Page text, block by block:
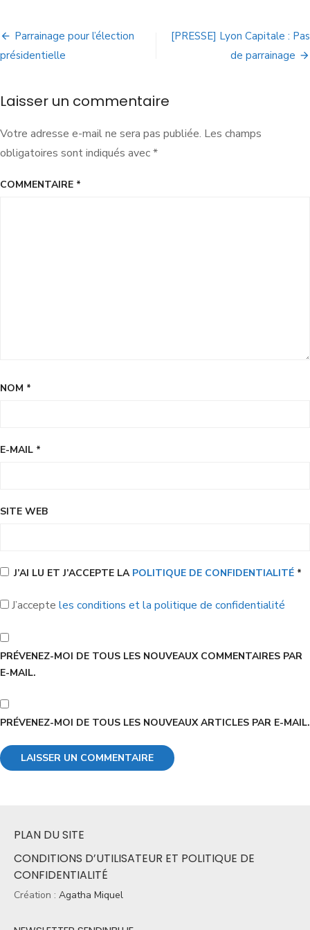
Parrainage pour l’élection
présidentielle
[PRESSE] Lyon Capitale : Pas
de parrainage
Laisser un commentaire
Votre adresse e-mail ne sera pas publiée. Les champs
obligatoires sont indiqués avec*
COMMENTAIRE *
NOM *
E-MAIL *
SITE WEB
J’AI LU ET J’ACCEPTE LA POLITIQUE DE CONFIDENTIALITÉ *
J’accepte les conditions et la politique de confidentialité
PRÉVENEZ-MOI DE TOUS LES NOUVEAUX COMMENTAIRES PAR
E-MAIL.
PRÉVENEZ-MOI DE TOUS LES NOUVEAUX ARTICLES PAR E-MAIL.
PLAN DU SITE
CONDITIONS D’UTILISATEUR ET POLITIQUE DE
CONFIDENTIALITÉ
Création : Agatha Miquel